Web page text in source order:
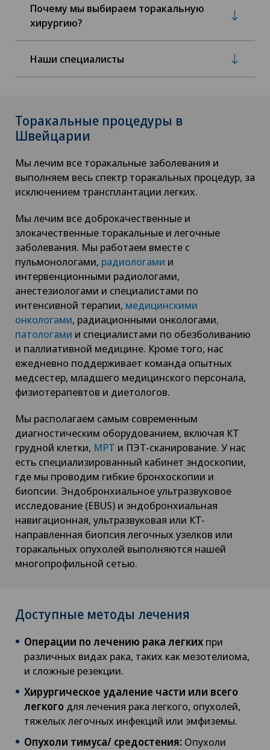
Почему мы выбираем торакальную
хирургию?
Наши специалисты
Торакальные процедуры в
Швейцарии
Мы лечим все торакальные заболевания и
выполняем весь спектр торакальных процедур, за
исключением трансплантации легких.
Мы лечим все доброкачественные и
злокачественные торакальные и легочные
заболевания. Мы работаем вместе с
пульмонологами, радиологами и
интервенционными радиологами,
анестезиологами и специалистами по
интенсивной терапии, медицинскими
онкологами, радиационными онкологами,
патологами и специалистами по обезболиванию
и паллиативной медицине. Кроме того, нас
ежедневно поддерживает команда опытных
медсестер, младшего медицинского персонала,
физиотерапевтов и диетологов.
Мы располагаем самым современным
диагностическим оборудованием, включая КТ
грудной клетки, МРТ и ПЭТ-сканирование. У нас
есть специализированный кабинет эндоскопии,
где мы проводим гибкие бронхоскопии и
биопсии. Эндобронхиальное ультразвуковое
исследование (EBUS) и эндобронхиальная
навигационная, ультразвуковая или КТ-
направленная биопсия легочных узелков или
торакальных опухолей выполняются нашей
многопрофильной сетью.
Доступные методы лечения
Операции по лечению рака легких при
различных видах рака, таких как мезотелиома,
и сложные резекции.
Хирургическое удаление части или всего
легкого для лечения рака легкого, опухолей,
тяжелых легочных инфекций или эмфиземы.
Опухоли тимуса/ средостения: Опухоли